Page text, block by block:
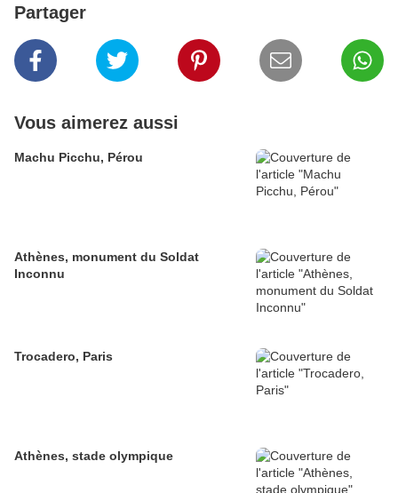
Partager
Vous aimerez aussi
Machu Picchu, Pérou
Athènes, monument du Soldat
Inconnu
Trocadero, Paris
Athènes, stade olympique